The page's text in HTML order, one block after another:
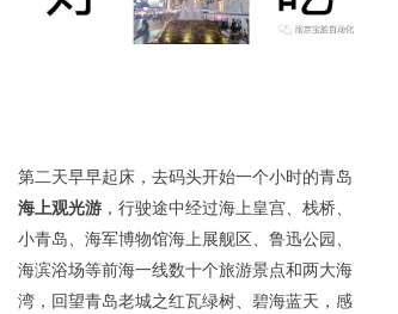
第二天早早起床，去码头开始一个小时的青岛
海上观光游 ，行驶途中经过海上皇宫、栈桥、
小青岛、海军博物馆海上展舰区、鲁迅公园、
海滨浴场等前海一线数十个旅游景点和两大海
湾，回望青岛老城之红瓦绿树、碧海蓝天，感